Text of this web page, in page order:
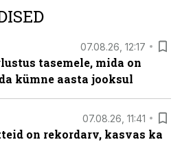
07.08.26, 12:17
tasemele, mida on
kümne aasta jooksul
07.08.26, 11:41
on rekordarv, kasvas ka